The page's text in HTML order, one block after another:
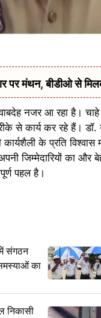
पर मंथन, बीडीओ से
आ रहा है। चाहे
से कार्य कर रहे हैं।
के प्रति
जिम्मेदारियों का और
पहल है।
संगठन
का
निकासी